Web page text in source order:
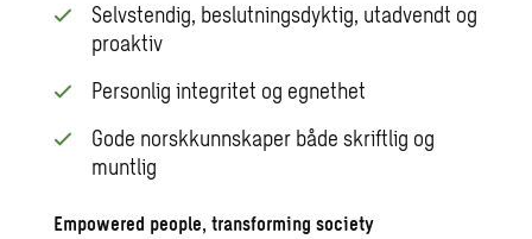
Selvstendig, beslutningsdyktig, utadvendt og
proaktiv
Personlig integritet og egnethet
Gode norskkunnskaper både skriftlig og
muntlig
Empowered people, transforming society